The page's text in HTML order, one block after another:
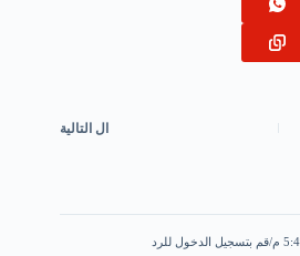
ال التالية
قم بتسجيل الدخول للرد